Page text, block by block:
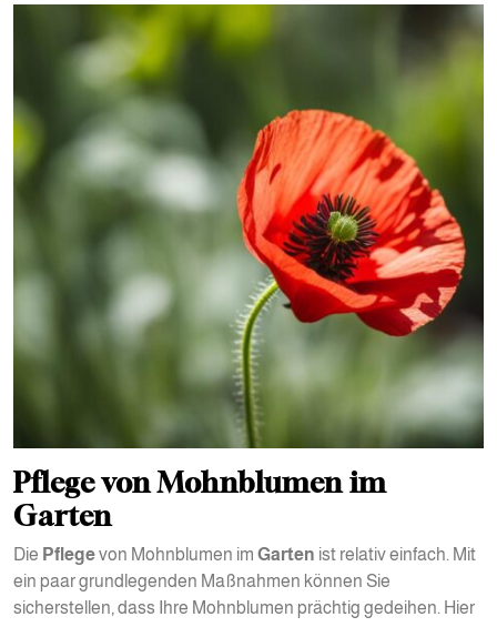
Pflege von Mohnblumen im
Garten
Die Pflegevon Mohnblumen im Garten ist relativ einfach. Mit
ein paar grundlegenden Maßnahmen können Sie
sicherstellen, dass Ihre Mohnblumen prächtig gedeihen. Hier